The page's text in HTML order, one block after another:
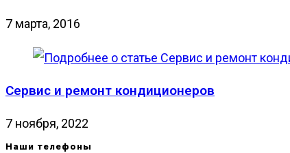
7 марта, 2016
Сервис и ремонт кондиционеров
7 ноября, 2022
Наши телефоны